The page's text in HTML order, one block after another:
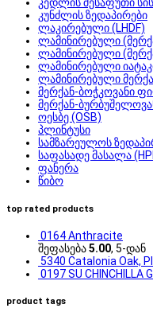
კედლის შესაფუთი
კუნძლის ზედაპირები
ლაკირებული (LHDF)
ლამინირებული
ლამინირებული
ლამინირებული
ლამინირებული
მერქან-ბოჭკოვანი
მერქან-
ოესბე (OSB)
პლინტუსი
სამზარეულოს
საფასადე მასალა
ფანერა
წიბო
top rated products
0164 Anthracite
შეფასება5.00, 5-დან
5340 Catalonia Oak,
0197 SU CHINCHILLA
product tags